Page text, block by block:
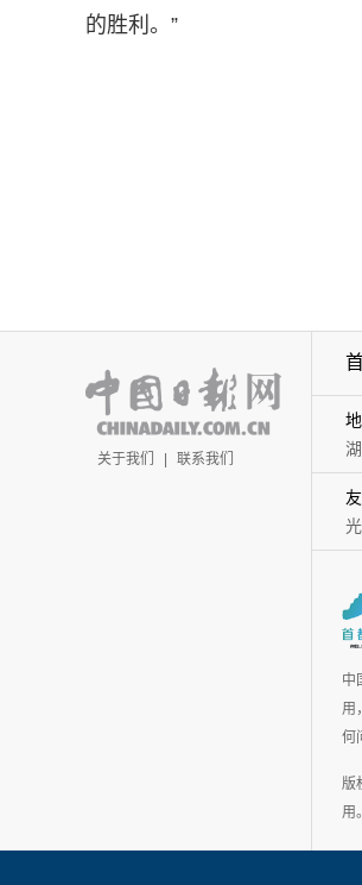
的胜利。”
关于我们 | 联系我们
中
用
何
版
用